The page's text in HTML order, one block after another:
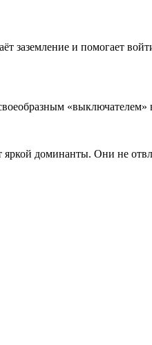
заземление и помогает
яркой доминанты. Они не